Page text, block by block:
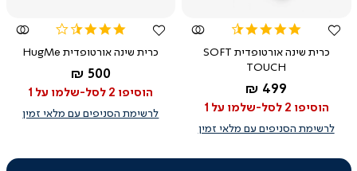
4.3
rating
כרית שינה אורטופדית SOFT
TOUCH
החל מ-
499 ₪
הוסיפו 2 לסל-שלמו על 1
לרשימת הסניפים עם מלאי זמין
rating
כרית שינה אורטופדית HugMe
החל מ-
500 ₪
הוסיפו 2 לסל-שלמו על 1
לרשימת הסניפים עם מלאי זמין
|